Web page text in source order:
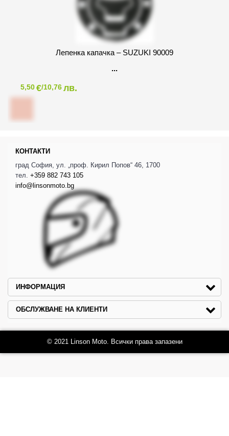
Лепенка капачка – SUZUKI 90009
5,50€/10,76лв.
КОНТАКТИ
град София, ул. „проф. Кирил Попов“ 46, 1700
тел. +359 882 743 105
info@linsonmoto.bg
ИНФОРМАЦИЯ
ОБСЛУЖВАНЕ НА КЛИЕНТИ
© 2021 Linson Moto. Всички права запазени